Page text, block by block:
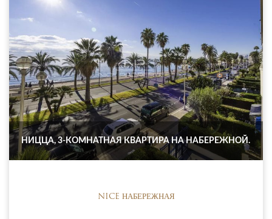
НИЦЦА, 3-КОМНАТНАЯ КВАРТИРА НА НАБЕРЕЖНОЙ.
NICE НАБЕРЕЖНАЯ